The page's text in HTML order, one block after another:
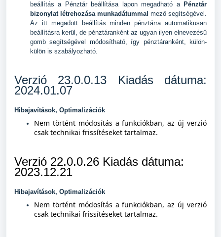
beállítás a Pénztár beállítása lapon megadható a Pénztár
bizonylat létrehozása munkadátummal mező segítségével.
Az itt megadott beállítás minden pénztárra automatikusan
beállításra kerül, de pénztáranként az ugyan ilyen elnevezésű
gomb segítségével módosítható, így pénztáranként, külön-
külön is szabályozható.
Verzió 23.0.0.13 Kiadás dátuma:
2024.01.07
Hibajavítások, Optimalizációk
Nem történt módosítás a funkciókban, az új verzió
csak technikai frissítéseket tartalmaz.
Verzió 22.0.0.26 Kiadás dátuma:
2023.12.21
Hibajavítások, Optimalizációk
Nem történt módosítás a funkciókban, az új verzió
csak technikai frissítéseket tartalmaz.